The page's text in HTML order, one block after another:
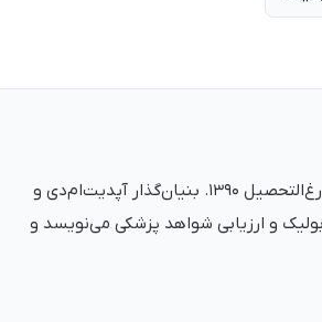
دکتر علی‌اصغر هنرمند، پزشک با شمارهٔ نظام پزشکی ۱۳۵۴۰۵، فارغ‌التحصیل ۱۳۹۰. بنیان‌گذار آپدیت‌ام‌دی و
و ارزیابی شواهد پزشکی می‌نویسد و